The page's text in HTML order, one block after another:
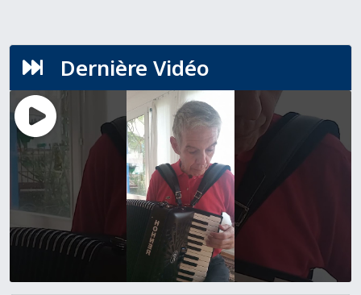
 Dernière Vidéo